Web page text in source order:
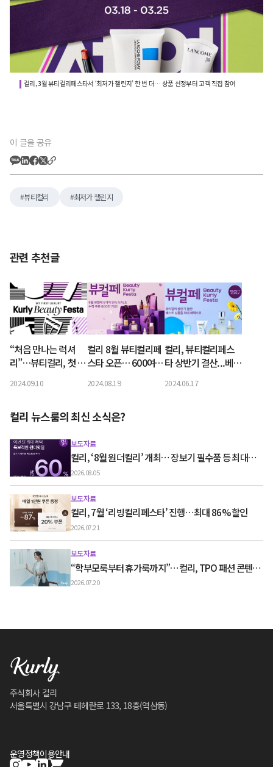
컬리, 3월 뷰티컬리페스타서 ‘최저가 챌린지’ 한 번 더… 상품 선정부터 고객 직접 참여
이 글을 공유
뷰티컬리 최저가 챌린지
관련 추천글
“처음 만나는 럭셔
리”…뷰티컬리, 첫 오
스타’ 10월 개최
2024.09.10
컬리 8월 뷰티컬리페
스타 오픈… 600여
할인
2024.08.19
컬리, 뷰티컬리페스
타 상반기 결산...베스
인
2024.06.17
컬리 뉴스룸의 최신 소식은?
보도자료
컬리, ‘8월 원더컬리’ 개최… 장보기 필수품 등 최대
60% 할인
2026.08.05
보도자료
컬리, 7월 ‘리빙컬리페스타’ 진행…최대 86% 할인
2026.07.21
보도자료
“학부모룩부터 휴가룩까지”…컬리, TPO 패션 콘텐츠
‘스타일노트’ 흥행
2026.07.20
주식회사 컬리
서울특별시 강남구 테헤란로 133, 18층(역삼동)
운영정책이용안내